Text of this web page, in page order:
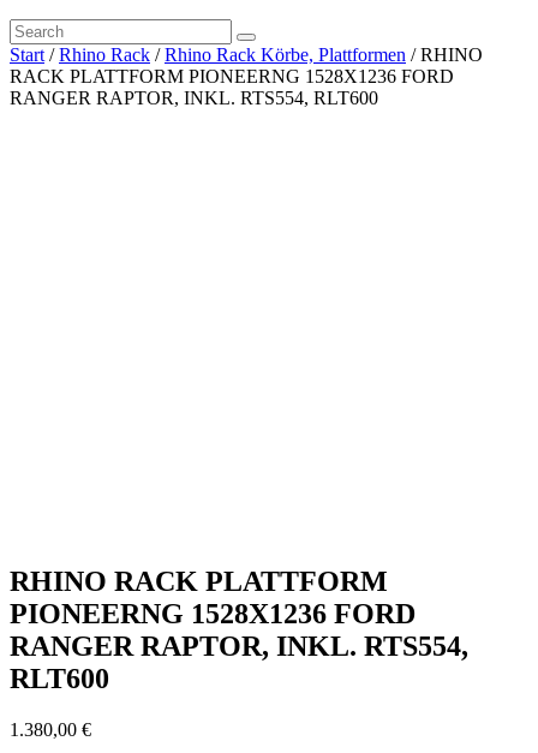
Start /Rhino Rack /Rhino Rack Körbe, Plattformen / RHINO
RACK PLATTFORM PIONEERNG 1528X1236 FORD
RANGER RAPTOR, INKL. RTS554, RLT600
RHINO RACK PLATTFORM
PIONEERNG 1528X1236 FORD
RANGER RAPTOR, INKL. RTS554,
RLT600
1.380,00 €